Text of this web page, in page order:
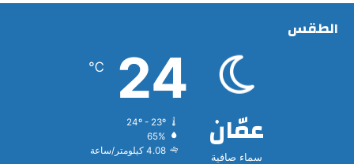
الطقس
عمّان
سماء صافية
24
℃
24º - 23º
65%
4.08 كيلومتر/ساعة